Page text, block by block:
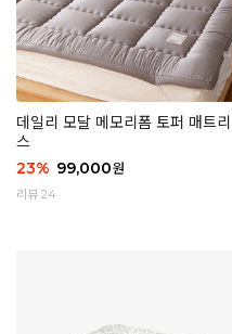
데일리 모달 메모리폼 토퍼 매트리
스
23% 99,000원
리뷰 24